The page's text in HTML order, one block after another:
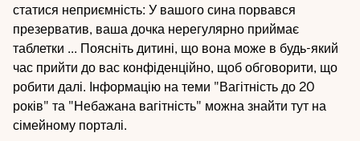
статися неприємність: У вашого сина порвався
презерватив, ваша дочка нерегулярно приймає
таблетки ... Поясніть дитині, що вона може в будь-який
час прийти до вас конфіденційно, щоб обговорити, що
робити далі. Інформацію на теми "Вагітність до 20
років" та "Небажана вагітність" можна знайти тут на
сімейному порталі.